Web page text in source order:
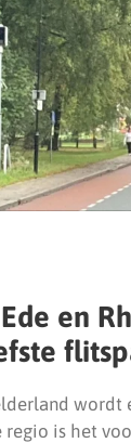
en
wordt
regio is het